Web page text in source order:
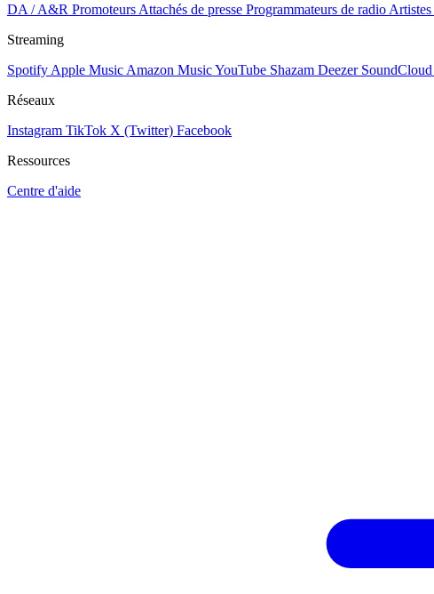
DA / A&R Promoteurs Attachés de presse Programmateurs de radio Artistes
Streaming
Spotify Apple Music Amazon MusicYouTube Shazam Deezer SoundCloud
Réseaux
Instagram TikTok X (Twitter) Facebook
Ressources
Centre d'aide